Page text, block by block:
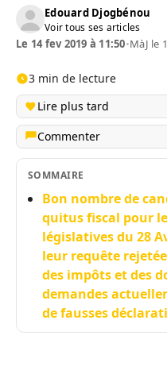
Edouard Djogbénou
Voir tous ses articles
Le 14 fev 2019 à 11:50•MàJ le
3 min de lecture
Lire plus tard
Commenter
SOMMAIRE
Bon nombre de
quitus fiscal pour
législatives du 28
leur requête
des impôts et des
demandes
de fausses